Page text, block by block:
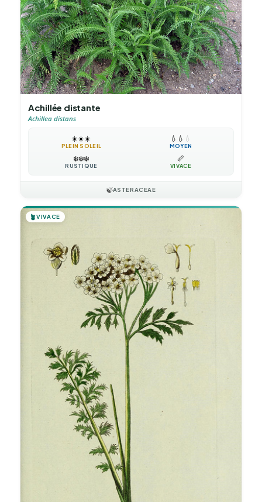
Achillée distante
Achillea distans
☀️☀️☀️
PLEIN SOLEIL
💧 💧 💧
MOYEN
❄️❄️❄️
RUSTIQUE
📏
VIVACE
🍃ASTERACEAE
🪴VIVACE